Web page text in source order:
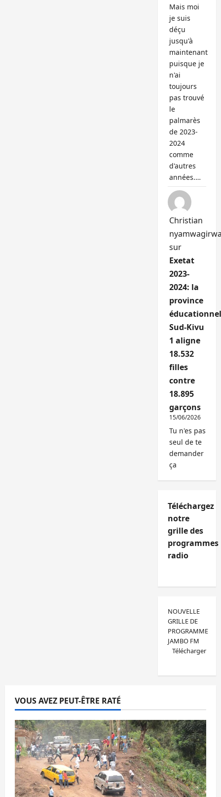
Mais moi
je suis
déçu
jusqu'à
maintenant
puisque je
n'ai
toujours
pas trouvé
le
palmarès
de 2023-
2024
comme
d'autres
années.…
Christian
sur
Exetat
2023-
2024: la
province
Sud-Kivu
1 aligne
18.532
filles
contre
18.895
garçons
15/06/2026
Tu n'es pas
seul de te
demander
ça
Téléchargez
notre
grille des
programmes
radio
NOUVELLE
GRILLE DE
PROGRAMME
JAMBO FM
Télécharger
VOUS AVEZ PEUT-ÊTRE RATÉ